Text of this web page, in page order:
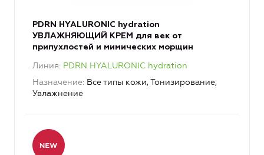
PDRN HYALURONIC hydration
УВЛАЖНЯЮЩИЙ КРЕМ для век от
припухлостей и мимических морщин
Линия PDRN HYALURONIC hydration
Назначение Все типы кожи, Тонизирование,
Увлажнение